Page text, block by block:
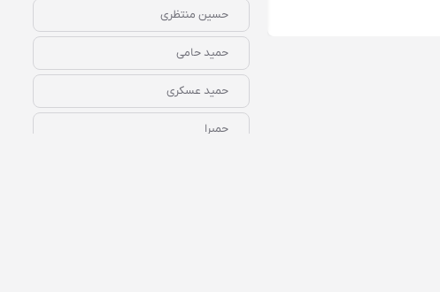
همین الان گوش کن
حسین منتظری
حمید حامی
حمید عسکری
حمیرا